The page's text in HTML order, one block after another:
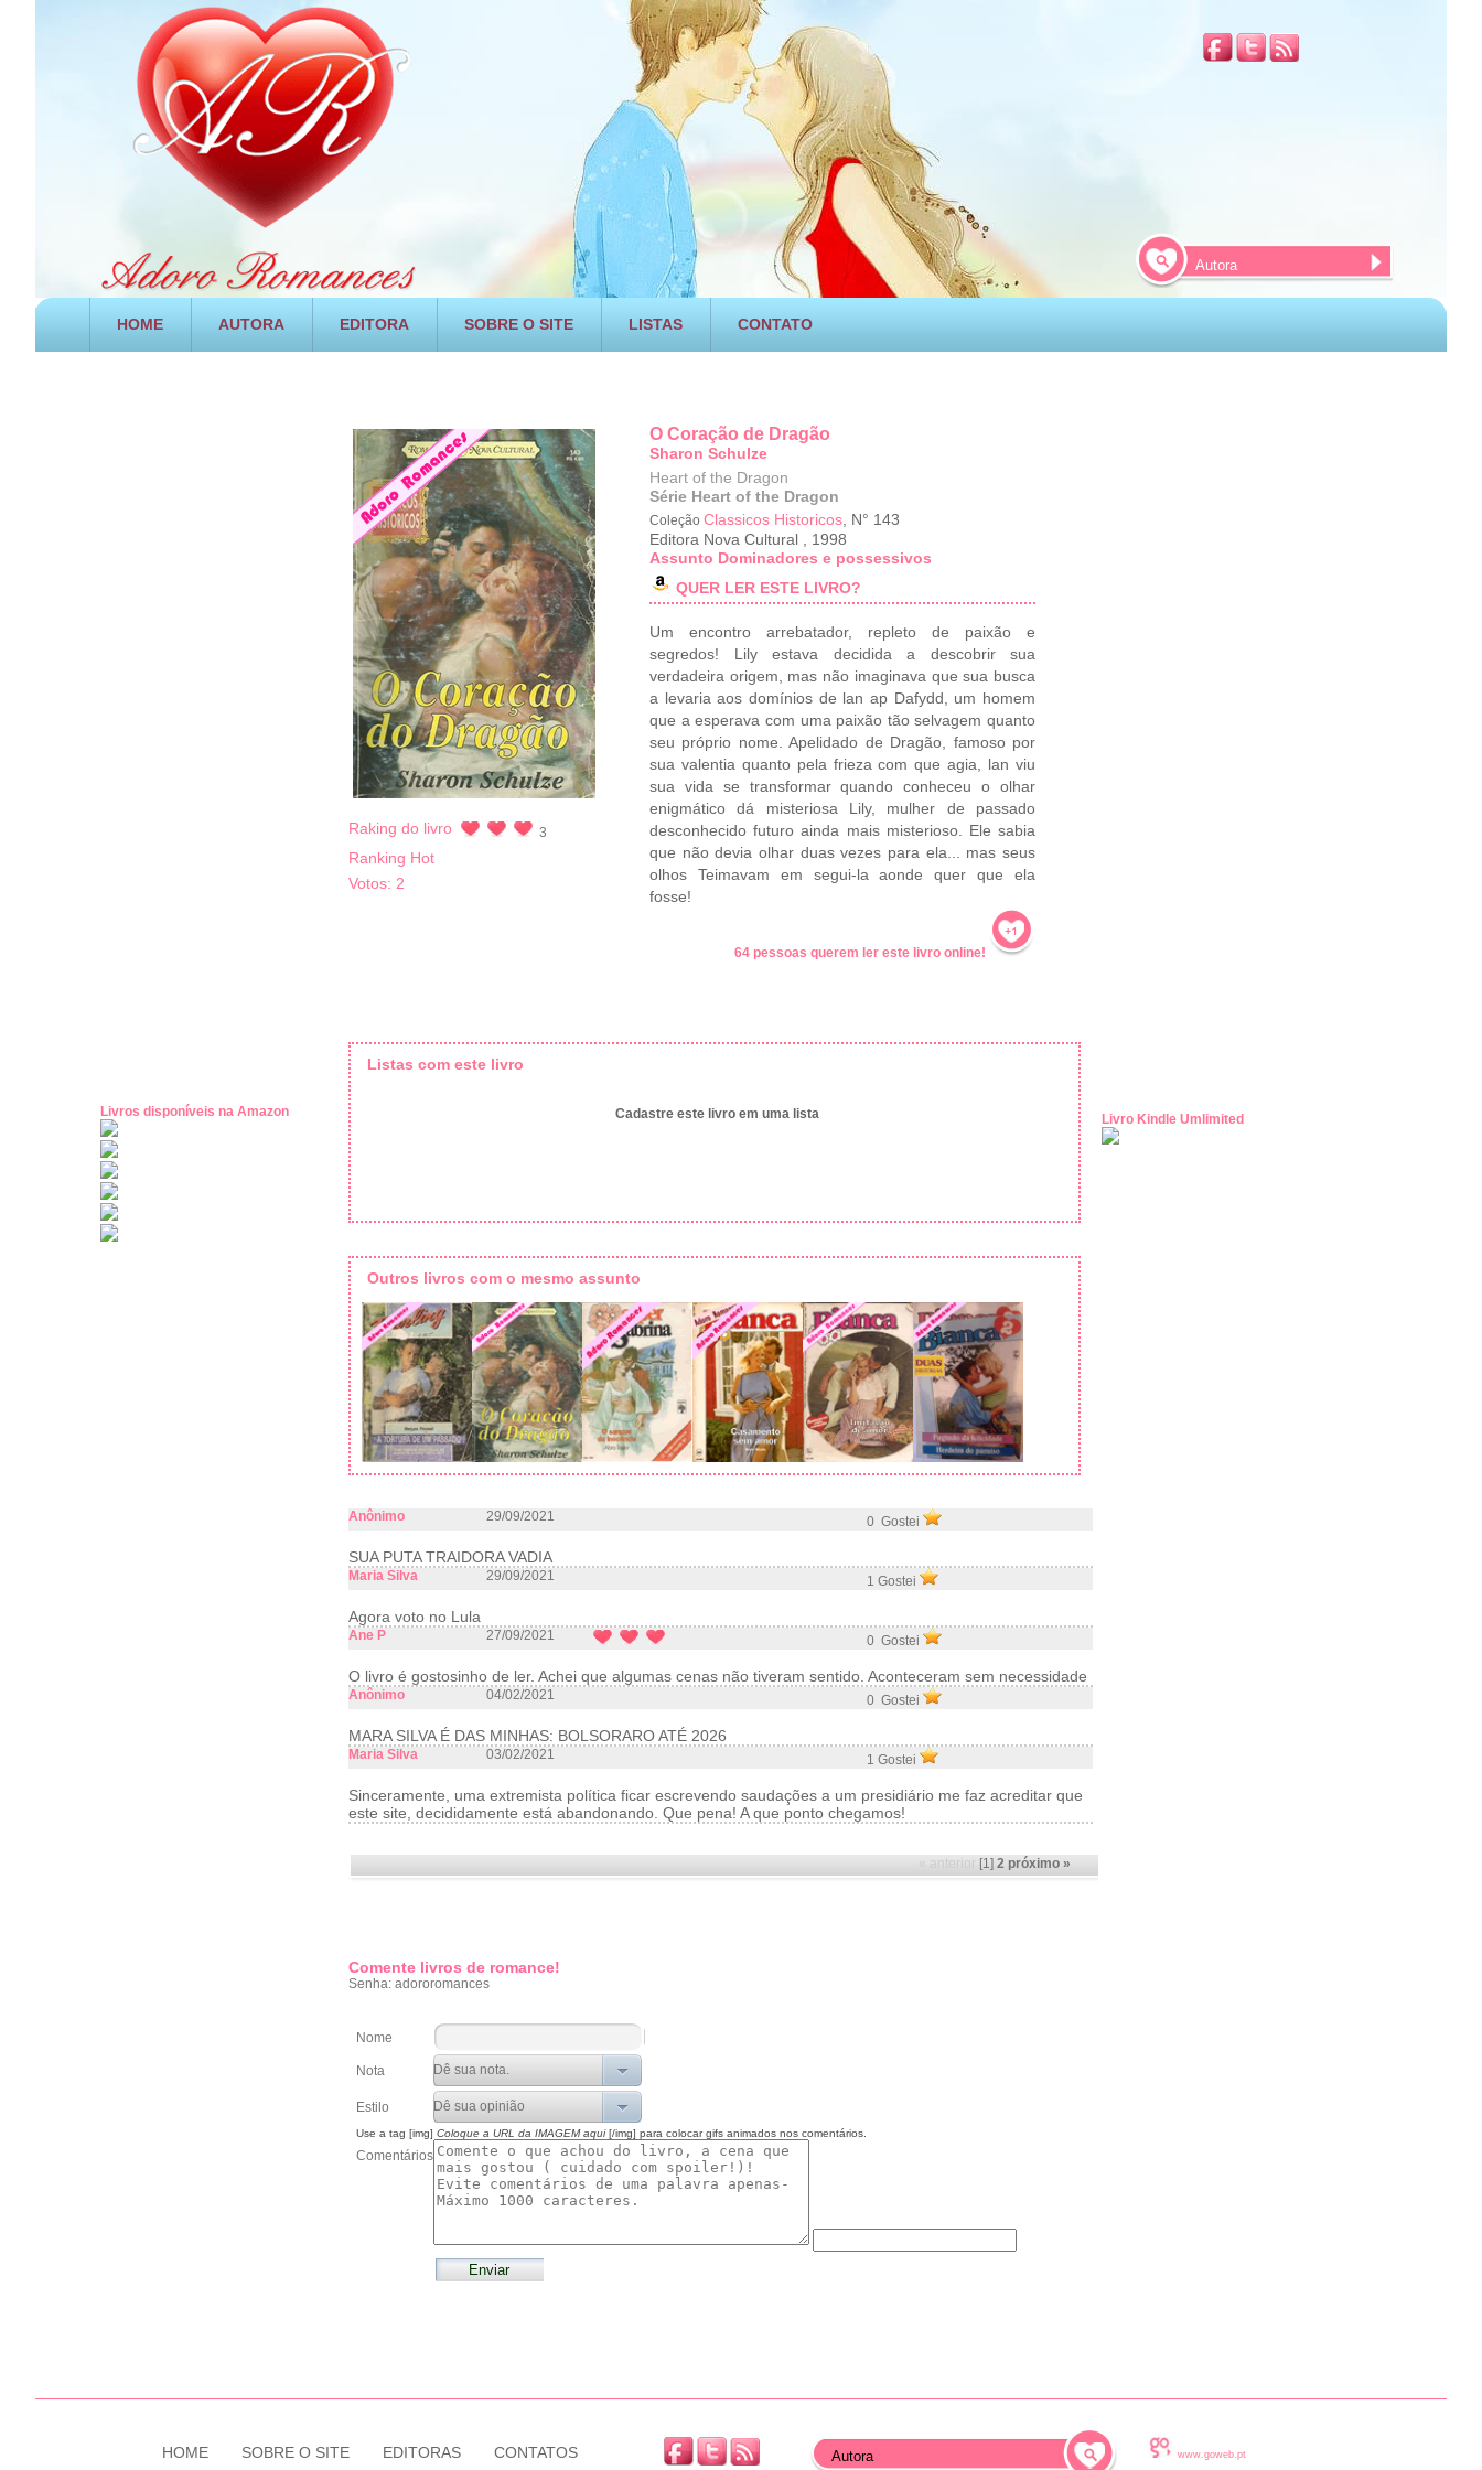
HOME AUTORA EDITORA SOBRE O SITE LISTAS CONTATO
Livros disponíveis na Amazon
Raking do livro 3
Ranking Hot
Votos: 2
O Coração de Dragão
Sharon Schulze
Heart of the Dragon
Série Heart of the Dragon
Coleção Classicos Historicos , N° 143
Editora Nova Cultural
1998
Assunto Dominadores e possessivos
QUER LER ESTE LIVRO?
Um encontro arrebatador, repleto de paixão e
segredos! Lily estava decidida a descobrir sua
verdadeira origem, mas não imaginava que sua busca
a levaria aos domínios de lan ap Dafydd, um homem
que a esperava com uma paixão tão selvagem quanto
seu próprio nome. Apelidado de Dragão, famoso por
sua valentia quanto pela frieza com que agia, lan viu
sua vida se transformar quando conheceu o olhar
enigmático dá misteriosa Lily, mulher de passado
desconhecido futuro ainda mais misterioso. Ele sabia
que não devia olhar duas vezes para ela... mas seus
olhos Teimavam em segui-la aonde quer que ela
fosse!
64 pessoas querem ler este livro online!
Livro Kindle Umlimited
Listas com este livro
Cadastre este livro em uma lista
Outros livros com o mesmo assunto
Anônimo 29/09/2021 0 Gostei
SUA PUTA TRAIDORA VADIA
Maria Silva 29/09/2021 1 Gostei
Agora voto no Lula
Ane P 27/09/2021 0 Gostei
O livro é gostosinho de ler. Achei que algumas cenas não tiveram sentido. Aconteceram sem necessidade
Anônimo 04/02/2021 0 Gostei
MARA SILVA É DAS MINHAS: BOLSORARO ATÉ 2026
Maria Silva 03/02/2021 1 Gostei
Sinceramente, uma extremista política ficar escrevendo saudações a um presidiário me faz acreditar que
este site, decididamente está abandonando. Que pena! A que ponto chegamos!
« anterior [1] 2 próximo »
Comente livros de romance!
Senha: adororomances
Nome
Nota
Estilo
Use a tag [img] Coloque a URL da IMAGEM aqui[/img] para colocar gifs animados nos comentários.
Comentários
HOME SOBRE O SITE EDITORAS CONTATOS www.goweb.pt